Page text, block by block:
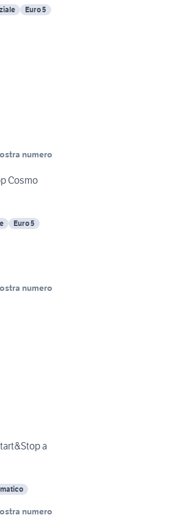
Euro 5
numero
Cosmo
Euro 5
numero
a
numero